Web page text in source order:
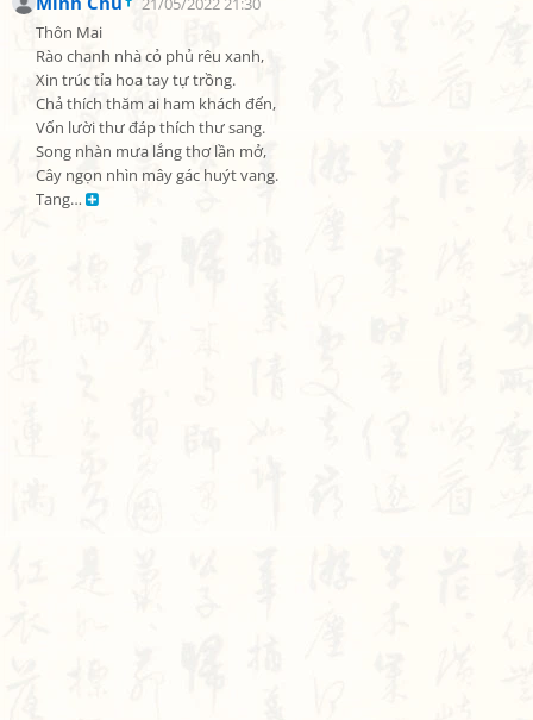
21/05/2022 21:30
Thôn Mai
Rào chanh nhà cỏ phủ rêu xanh,
Xin trúc tỉa hoa tay tự trồng.
Chả thích thăm ai ham khách đến,
Vốn lười thư đáp thích thư sang.
Song nhàn mưa lắng thơ lần mở,
Cây ngọn nhìn mây gác huýt vang.
Tang…